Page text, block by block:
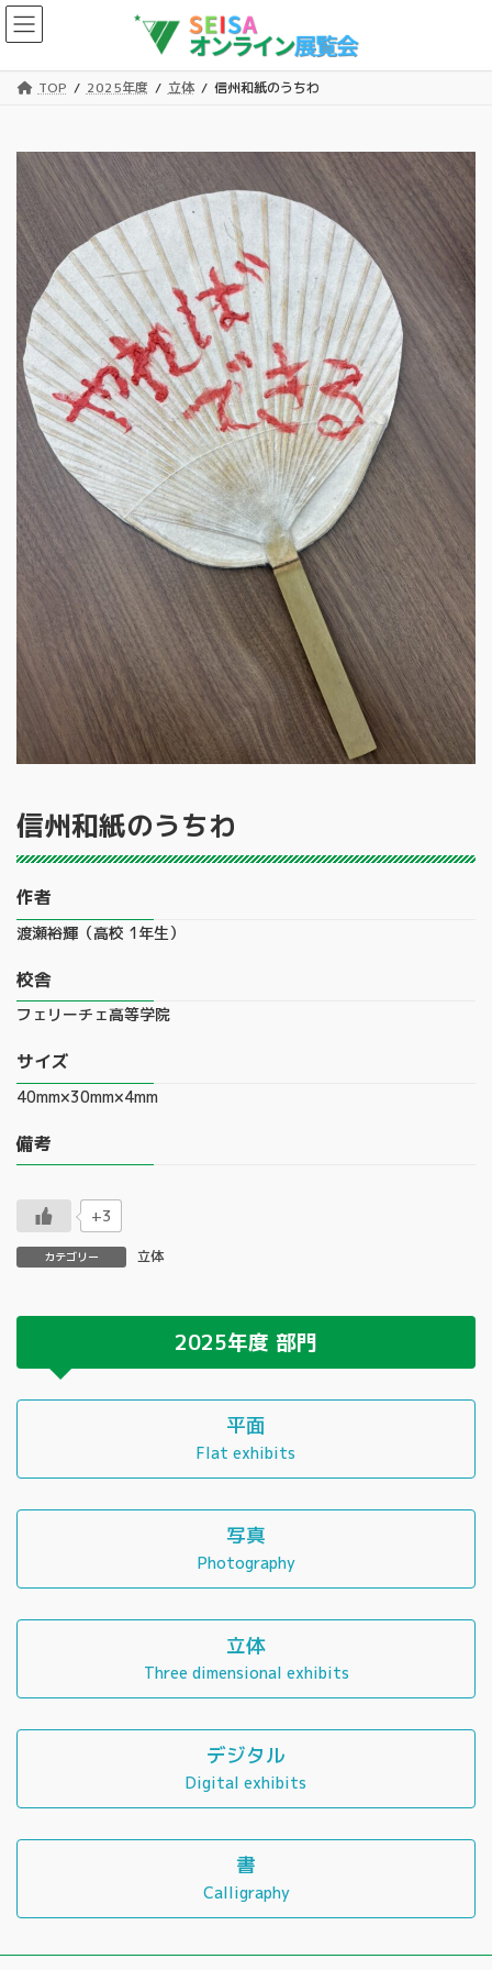
コ
ン
ン
ナ
ビ
ー
TOP 2025年度 立体 信州和紙のうちわ
信州和紙のうちわ
作者
渡瀬裕輝（高校 1年生）
校舎
フェリーチェ高等学院
サイズ
40mm×30mm×4mm
備考
+3
カテゴリー 立体
2025年度 部門
平面
Flat exhibits
写真
Photography
立体
Three dimensional exhibits
デジタル
Digital exhibits
書
Calligraphy